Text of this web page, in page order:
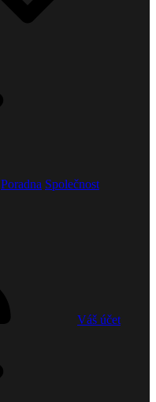
Poradna Společnost
Váš účet